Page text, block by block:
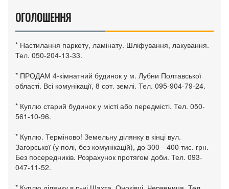
ОГОЛОШЕННЯ
* Настилання паркету, ламінату. Шліфування, лакування.
Тел. 050-204-13-33.
* ПРОДАМ 4-кімнатний будинок у м. Лубни Полтавської
області. Всі комунікації, 8 сот. землі. Тел. 095-904-79-24.
* Куплю старий будинок у місті або передмісті. Тел. 050-
561-10-96.
* Куплю. Терміново! Земельну ділянку в кінці вул.
Загорської (у полі, без комунікацій), до 300—400 тис. грн.
Без посередників. Розрахунок протягом доби. Тел. 093-
047-11-52.